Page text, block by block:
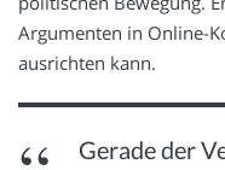
Argumenten in Online-
ausrichten kann.
Gerade der